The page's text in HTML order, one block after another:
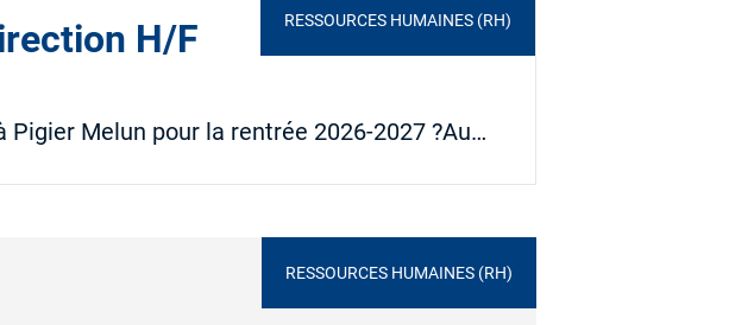
H/F RESSOURCES HUMAINES (RH)
Melun pour la rentrée 2026-2027 ?Au…
RESSOURCES HUMAINES (RH)